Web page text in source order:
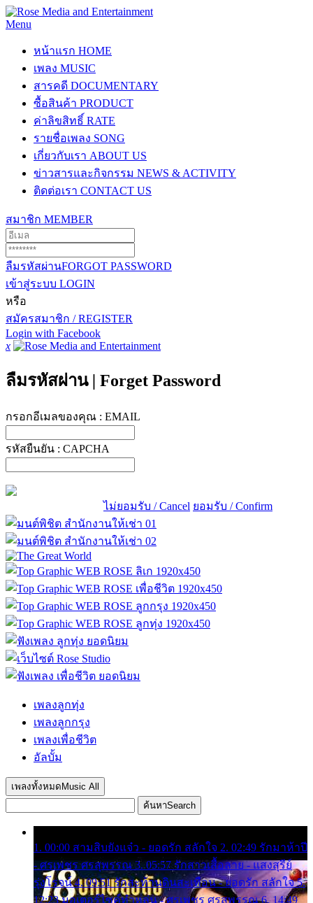
Menu
หน้าแรก HOME
เพลง MUSIC
สารคดี DOCUMENTARY
ซื้อสินค้า PRODUCT
ค่าลิขสิทธิ์ RATE
รายชื่อเพลง SONG
เกี่ยวกับเรา ABOUT US
ข่าวสารและกิจกรรม NEWS & ACTIVITY
ติดต่อเรา CONTACT US
สมาชิก MEMBER
ลืมรหัสผ่านFORGOT PASSWORD
เข้าสู่ระบบ LOGIN
หรือ
สมัครสมาชิก / REGISTER
Login with Facebook
x
ลืมรหัสผ่าน | Forget Password
กรอกอีเมลของคุณ : EMAIL
รหัสยืนยัน : CAPCHA
ไม่ยอมรับ / Cancel ยอมรับ / Confirm
เพลงลูกทุ่ง
เพลงลูกกรุง
เพลงเพื่อชีวิต
อัลบั้ม
เพลงทั้งหมด Music All
ค้นหาSearch
1. 00:00 สามสิบยังแจ๋ว - ยอดรัก สลักใจ 2. 02:49 รักมาห้าปี
- ศรเพชร ศรสุพรรณ 3. 05:57 รักสาวเสื้อลาย - แสงสุรีย์
รุ่งโรจน์ 4. 09:51 รักสะท้านดินสะเทือน - ยอดรัก สลักใจ 5.
12:23 มอเตอร์ไซค์ทำหล่น - ศรเพชร ศรสุพรรณ 6. 14:49